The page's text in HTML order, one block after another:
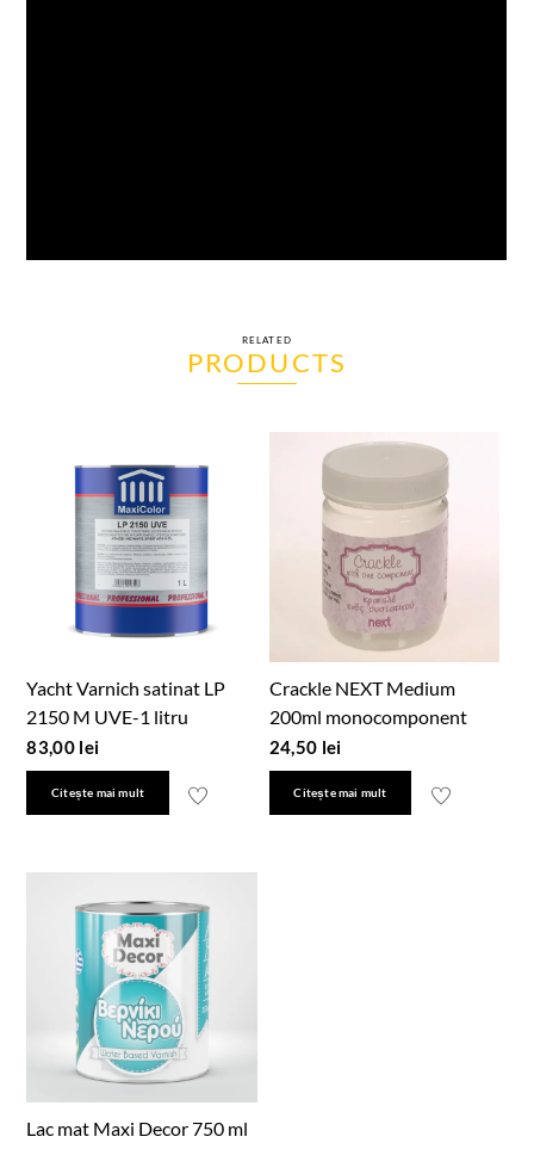
RELATED
PRODUCTS
Yacht Varnich satinat LP
2150 M UVE-1 litru
83,00 lei
Citește mai mult
Crackle NEXT Medium
200ml monocomponent
24,50 lei
Citește mai mult
Lac mat Maxi Decor 750 ml